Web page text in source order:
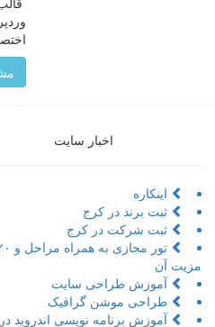
اخبار سایت
اینکاره
ثبت برند در کرج
ثبت شرکت در کرج
تور مجازی به
مزیت آن
آموزش طراحی سایت
طراحی موشن گرافیک
آموزش برنامه نویسی اندروید